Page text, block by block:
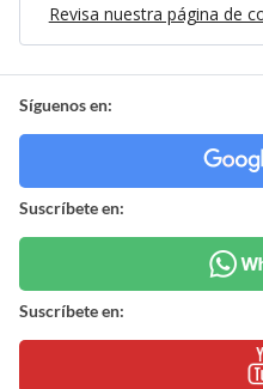
Revisa nuestra página de
Síguenos en:
Suscríbete en:
Suscríbete en: